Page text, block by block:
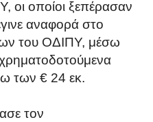
οι οποίοι ξεπέρασαν
αναφορά στο
του ΟΔΙΠΥ, μέσω
των € 24 εκ.
τον